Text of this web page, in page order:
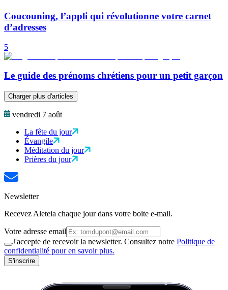
Coucouning, l’appli qui révolutionne votre carnet
d’adresses
5
Le guide des prénoms chrétiens pour un petit garçon
Charger plus d'articles
vendredi 7 août
La fête du jour
Évangile
Méditation du jour
Prières du jour
Newsletter
Recevez Aleteia chaque jour dans votre boite e-mail.
Votre adresse email
J'accepte de recevoir la newsletter. Consultez notre Politique de
confidentialité pour en savoir plus.
S'inscrire